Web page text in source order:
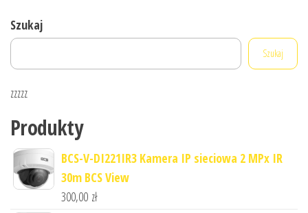
Szukaj
Szukaj
zzzzz
Produkty
BCS-V-DI221IR3 Kamera IP sieciowa 2 MPx IR
30m BCS View
300,00 zł